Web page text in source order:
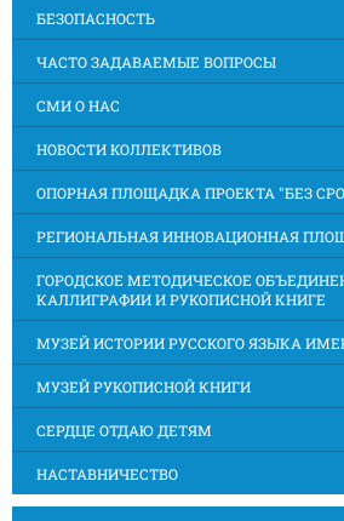
БЕЗОПАСНОСТЬ
ЧАСТО ЗАДАВАЕМЫЕ ВОПРОСЫ
СМИ О НАС
НОВОСТИ КОЛЛЕКТИВОВ
ОПОРНАЯ ПЛОЩАДКА ПРОЕКТА "БЕЗ
РЕГИОНАЛЬНАЯ ИННОВАЦИОННАЯ
ГОРОДСКОЕ МЕТОДИЧЕСКОЕ
КАЛЛИГРАФИИ И РУКОПИСНОЙ КНИГЕ
МУЗЕЙ ИСТОРИИ РУССКОГО ЯЗЫКА
МУЗЕЙ РУКОПИСНОЙ КНИГИ
СЕРДЦЕ ОТДАЮ ДЕТЯМ
НАСТАВНИЧЕСТВО